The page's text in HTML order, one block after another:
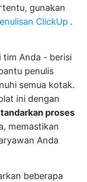
gunakan
ClickUp .
tim Anda - berisi
penulis
semua kotak.
ini dengan
proses
memastikan
Anda
beberapa